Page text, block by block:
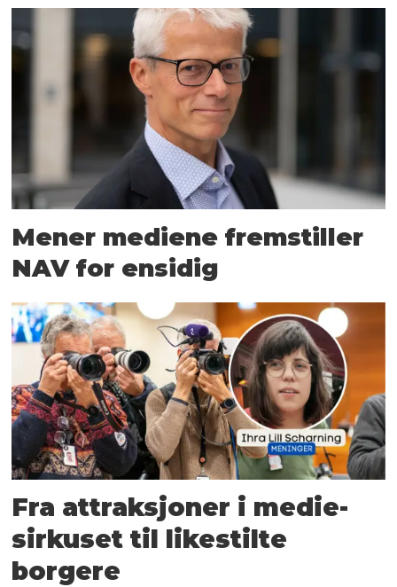
Mener mediene fremstiller
NAV for ensidig
Fra attraksjoner i medie­
sirkuset til likestilte
borgere